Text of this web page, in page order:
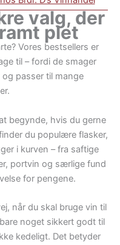
valg, der
plet
Vores bestsellers er
til – fordi de smager
passer til mange
begynde, hvis du gerne
du populære flasker,
i kurven – fra saftige
portvin og særlige fund
for pengene.
når du skal bruge vin til
noget sikkert godt til
kedeligt. Det betyder